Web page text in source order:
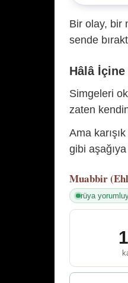
Bir olay, bir
sende
Hâlâ
Simgeleri
zaten
Ama
gibi
Muabbir
rüya